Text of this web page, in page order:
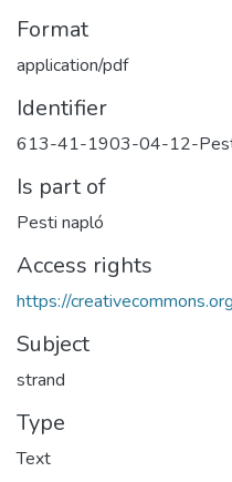
Format
application/pdf
Identifier
613-41-1903-04-12-
Is part of
Pesti napló
Access rights
https://
Subject
strand
Type
Text